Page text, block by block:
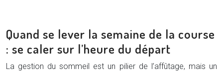
Quand se lever la semaine de la course
: se caler sur l’heure du départ
La gestion du sommeil est un pilier de l’affûtage, mais un